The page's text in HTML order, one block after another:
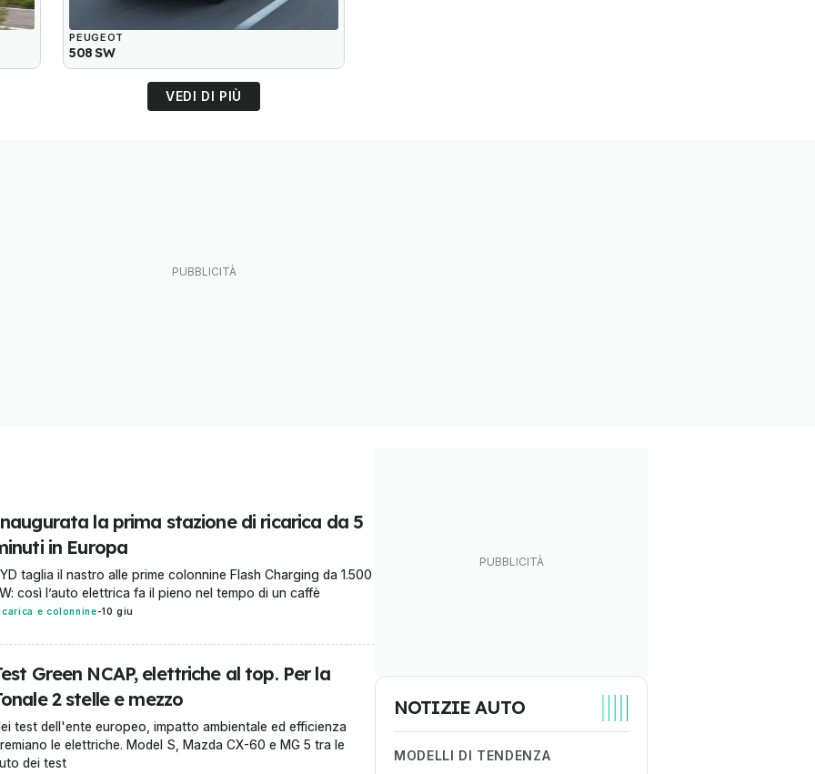
PEUGEOT
508 SW
VEDI DI PIÙ
la prima stazione di ricarica da 5
in Europa
taglia il nastro alle prime colonnine Flash Charging da 1.500
così l’auto elettrica fa il pieno nel tempo di un caffè
e colonnine-10 giu
Green NCAP, elettriche al top. Per la
2 stelle e mezzo
test dell'ente europeo, impatto ambientale ed efficienza
le elettriche. Model S, Mazda CX-60 e MG 5 tra le
dei test
NOTIZIE AUTO
MODELLI DI TENDENZA